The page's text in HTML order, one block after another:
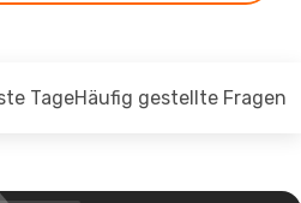
TageHäufig gestellte Fragen